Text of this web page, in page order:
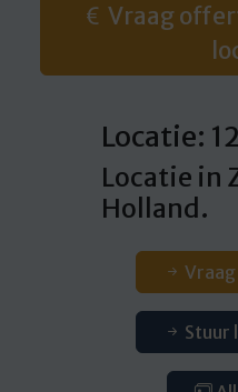
Vraag
Locatie:
Locatie in
Holland.
Stuur